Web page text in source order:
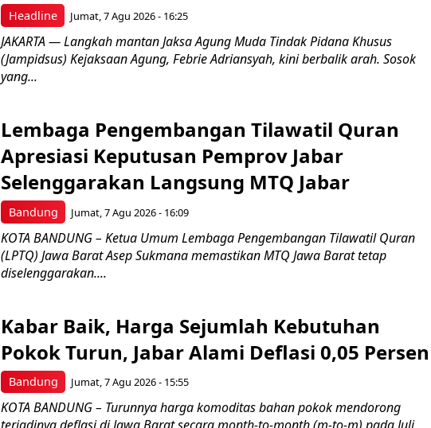
Headline Jumat, 7 Agu 2026 - 16:25
JAKARTA — Langkah mantan Jaksa Agung Muda Tindak Pidana Khusus
(Jampidsus) Kejaksaan Agung, Febrie Adriansyah, kini berbalik arah. Sosok
yang...
Bandung
Lembaga Pengembangan Tilawatil Quran
Apresiasi Keputusan Pemprov Jabar
Selenggarakan Langsung MTQ Jabar
Jumat, 7 Agu 2026 - 16:09
KOTA BANDUNG – Ketua Umum Lembaga Pengembangan Tilawatil Quran
(LPTQ) Jawa Barat Asep Sukmana memastikan MTQ Jawa Barat tetap
diselenggarakan....
Bandung
Kabar Baik, Harga Sejumlah Kebutuhan
Pokok Turun, Jabar Alami Deflasi 0,05 Persen
Jumat, 7 Agu 2026 - 15:55
KOTA BANDUNG – Turunnya harga komoditas bahan pokok mendorong